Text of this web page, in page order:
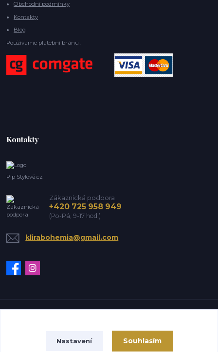
Obchodní podmínky
Kontakty
Blog
Používáme platební bránu :
Kontakty
Pip Stylově.cz
Zákaznická podpora
+420 725 958 949
(Po-Pá, 9-17 hod.)
klirabohemia@gmail.com
Nastavení Souhlasím